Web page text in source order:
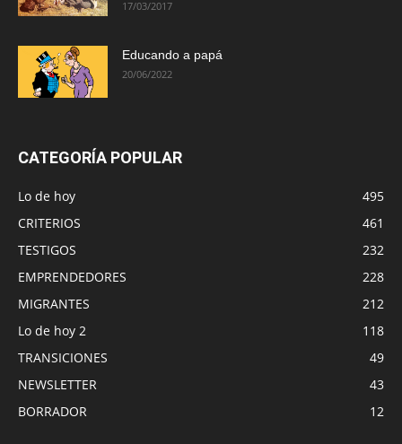
17/03/2017
Educando a papá
20/06/2022
CATEGORÍA POPULAR
Lo de hoy
495
CRITERIOS
461
TESTIGOS
232
EMPRENDEDORES
228
MIGRANTES
212
Lo de hoy 2
118
TRANSICIONES
49
NEWSLETTER
43
BORRADOR
12